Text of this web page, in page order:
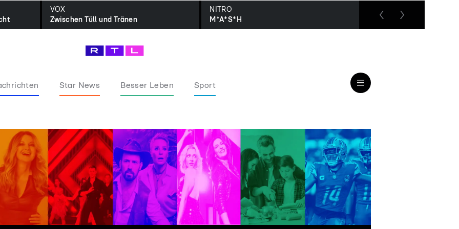
VOX
Zwischen Tüll und Tränen
NITRO
M*A*S*H
RTL up
Der Blaulicht Report
Star News Besser Leben Sport